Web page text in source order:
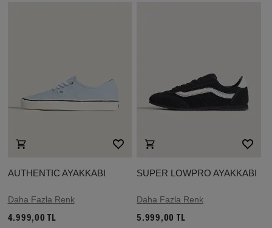
AUTHENTIC AYAKKABI
Daha Fazla Renk
4.999,00 TL
SUPER LOWPRO AYAKKABI
Daha Fazla Renk
5.999,00 TL